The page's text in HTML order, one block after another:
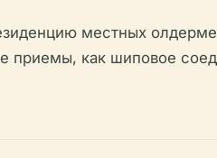
местных
приемы, как шиповое